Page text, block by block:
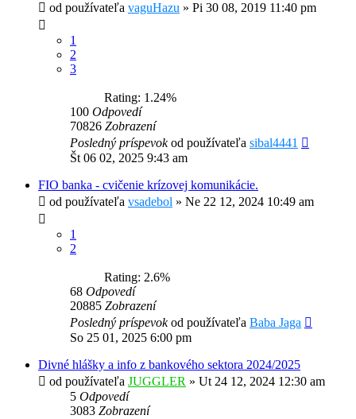
od používateľa vaguHazu » Pi 30 08, 2019 11:40 pm
1
2
3
Rating: 1.24%
100 Odpovedí
70826 Zobrazení
Posledný príspevokod používateľa sibal4441
Št 06 02, 2025 9:43 am
FIO banka - cvičenie krízovej komunikácie.
od používateľa vsadebol » Ne 22 12, 2024 10:49 am
1
2
Rating: 2.6%
68 Odpovedí
20885 Zobrazení
Posledný príspevokod používateľa Baba Jaga
So 25 01, 2025 6:00 pm
Divné hlášky a info z bankového sektora 2024/2025
od používateľa JUGGLER » Ut 24 12, 2024 12:30 am
5 Odpovedí
3083 Zobrazení